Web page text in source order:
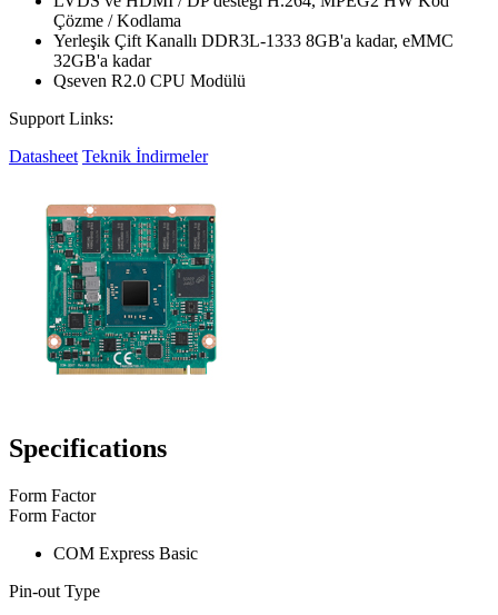
Çözme / Kodlama
Yerleşik Çift Kanallı DDR3L-1333 8GB'a kadar, eMMC
32GB'a kadar
Qseven R2.0 CPU Modülü
Support Links:
Datasheet Teknik İndirmeler
Specifications
Form Factor
Form Factor
COM Express Basic
Pin-out Type